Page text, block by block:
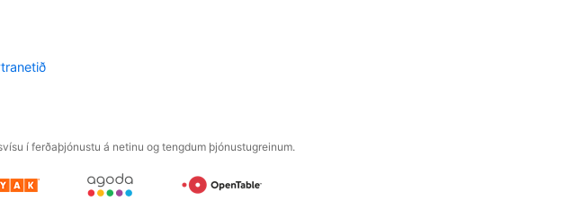
í ferðaþjónustu á netinu og tengdum þjónustugreinum.